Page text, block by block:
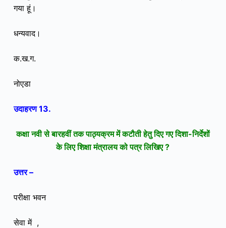
गया हूं।
धन्यवाद।
क.ख.ग.
नोएडा
उदाहरण 13.
कक्षा नवी से बारहवीं तक पाठ्यक्रम में कटौती हेतु दिए गए दिशा-निर्देशों
के लिए शिक्षा मंत्रालय को पत्र लिखिए ?
उत्तर –
परीक्षा भवन
सेवा में ,